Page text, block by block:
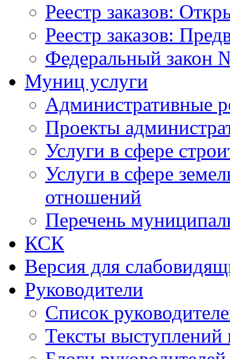
Реестр заказов:
Реестр заказов:
Федеральный закон
Муниц услуги
Административные
Проекты
Услуги в сфере
Услуги в сфере
отношений
Перечень
КСК
Версия для
Руководители
Список
Тексты выступлений